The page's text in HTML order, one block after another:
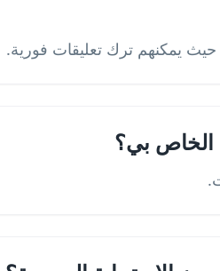
الخاص بي؟